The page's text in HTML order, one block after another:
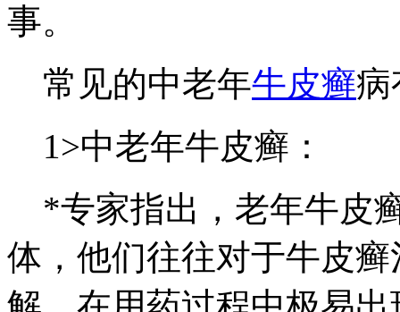
事。
常见的中老年牛皮癣病
1>中老年牛皮癣：
*专家指出，老年牛皮
体，他们往往对于牛皮